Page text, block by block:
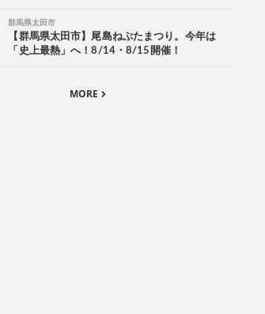
群馬県太田市
【群馬県太田市】尾島ねぷたまつり。今年は
「史上最熱」へ！8/14・8/15開催！
MORE